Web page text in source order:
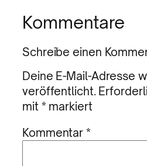
Kommentare
Schreibe einen
Deine E-Mail-Adresse
veröffentlicht.
mit * markiert
Kommentar*